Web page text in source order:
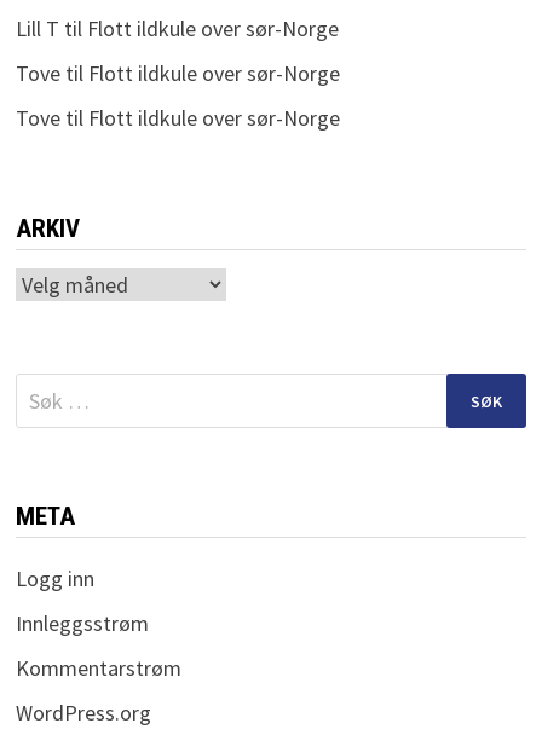
Lill T til Flott ildkule over sør-Norge
Tovetil Flott ildkule over sør-Norge
Tovetil Flott ildkule over sør-Norge
ARKIV
Arkiv
Søk
etter:
META
Logg inn
Innleggsstrøm
Kommentarstrøm
WordPress.org